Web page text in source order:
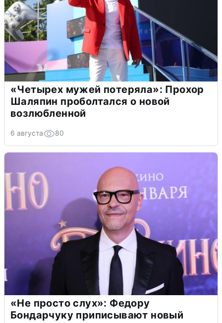
«Четырех мужей потеряла»: Прохор
Шаляпин проболтался о новой
возлюбленной
6 августа 80
«Не просто слух»: Федору
Бондарчуку приписывают новый